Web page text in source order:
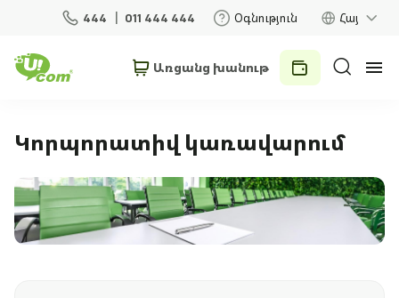
444 011 444 444 Օգնություն Հայ
Տան համար
Շարժական կապ
Առցանց խանութ
Կորպորատիվ կառավարում